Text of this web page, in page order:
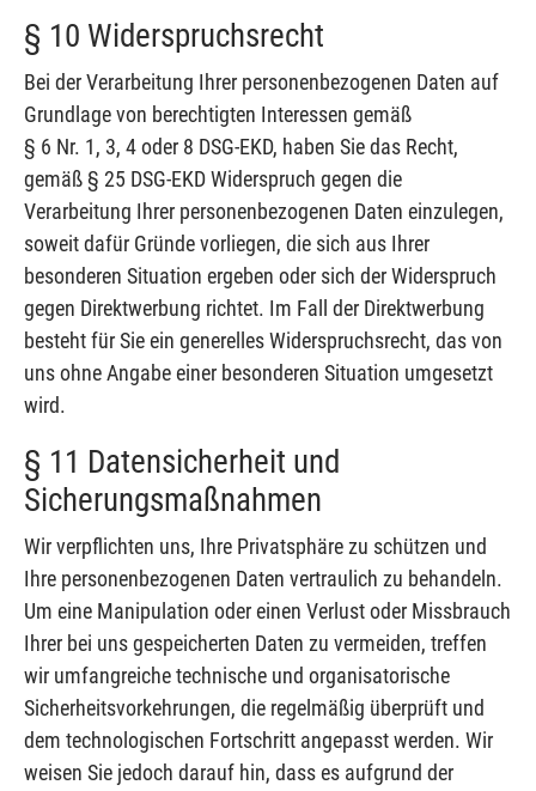
§ 10 Widerspruchsrecht
Bei der Verarbeitung Ihrer personenbezogenen Daten auf
Grundlage von berechtigten Interessen gemäß
§ 6 Nr. 1, 3, 4 oder 8 DSG-EKD, haben Sie das Recht,
gemäß § 25 DSG-EKD Widerspruch gegen die
Verarbeitung Ihrer personenbezogenen Daten einzulegen,
soweit dafür Gründe vorliegen, die sich aus Ihrer
besonderen Situation ergeben oder sich der Widerspruch
gegen Direktwerbung richtet. Im Fall der Direktwerbung
besteht für Sie ein generelles Widerspruchsrecht, das von
uns ohne Angabe einer besonderen Situation umgesetzt
wird.
§ 11 Datensicherheit und
Sicherungsmaßnahmen
Wir verpflichten uns, Ihre Privatsphäre zu schützen und
Ihre personenbezogenen Daten vertraulich zu behandeln.
Um eine Manipulation oder einen Verlust oder Missbrauch
Ihrer bei uns gespeicherten Daten zu vermeiden, treffen
wir umfangreiche technische und organisatorische
Sicherheitsvorkehrungen, die regelmäßig überprüft und
dem technologischen Fortschritt angepasst werden. Wir
weisen Sie jedoch darauf hin, dass es aufgrund der